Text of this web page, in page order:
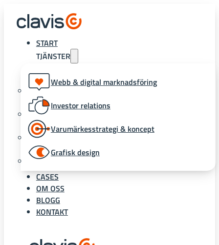
START
TJÄNSTER
Webb & digital marknadsföring
Investor relations
Varumärkesstrategi & koncept
Grafisk design
CASES
OM OSS
BLOGG
KONTAKT